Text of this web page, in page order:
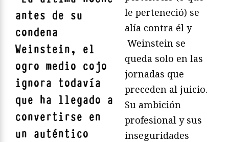
antes de su
condena
Weinstein, el
ogro medio cojo
ignora todavía
que ha llegado a
convertirse en
un auténtico
le perteneció) se
alía contra él y
Weinstein se
queda solo en las
jornadas que
preceden al juicio.
Su ambición
profesional y sus
inseguridades